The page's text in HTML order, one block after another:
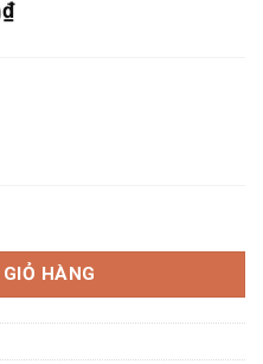
₫Giá
40/3C Ø480mm 40W đổi màu
HÀNG